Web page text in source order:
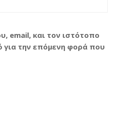
email, και τον ιστότοπο
για την επόμενη φορά που